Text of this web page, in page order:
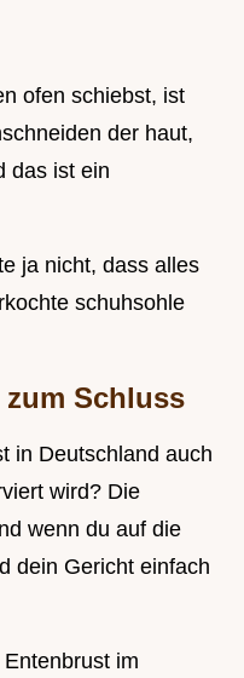
ofen schiebst, ist
der haut,
das ist ein
ja nicht, dass alles
schuhsohle
Schluss
in Deutschland auch
wird? Die
wenn du auf die
dein Gericht einfach
im